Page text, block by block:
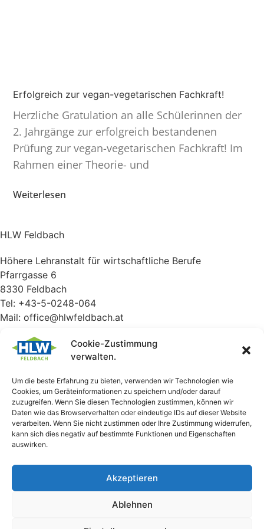
Cookie-Zustimmung
verwalten.
Um die beste Erfahrung zu bieten, verwenden wir Technologien wie
Cookies, um Geräteinformationen zu speichern und/oder darauf
zuzugreifen. Wenn Sie diesen Technologien zustimmen, können wir
Daten wie das Browserverhalten oder eindeutige IDs auf dieser Website
verarbeiten. Wenn Sie nicht zustimmen oder Ihre Zustimmung widerrufen,
kann sich dies negativ auf bestimmte Funktionen und Eigenschaften
auswirken.
Akzeptieren
Ablehnen
Erfolgreich zur vegan-vegetarischen Fachkraft!
Herzliche Gratu­lation an alle Schüle­rinnen der
2. Jahrgänge zur erfolg­reich bestan­denen
Prüfung zur vegan-vegeta­ri­­schen Fachkraft! Im
Rahmen einer Theorie- und
Weiterlesen
HLW Feldbach
Höhere Lehranstalt für wirtschaftliche Berufe
Pfarrgasse 6
8330 Feldbach
Tel: +43-5-0248-064
Mail: office@hlwfeldbach.at
Schulkennzahl: 623429
Ausbildungsangebot
Lebensmittelentwicklung und Management (LEBMA)
Food-Lab
Gesundheits- und Sozialmanagement (GSUND)- das
Smartcare-Business
Meisterwerk Kulinarik (MyQ) - die Taste Factory
Formulare & Downloads